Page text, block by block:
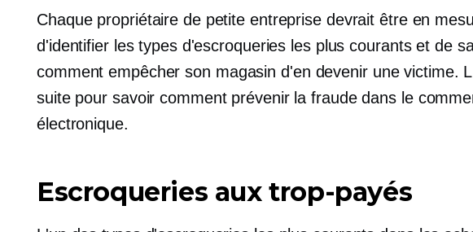
Chaque propriétaire de petite entreprise devrait être en
d'identifier les types d'escroqueries les plus courants et de
comment empêcher son magasin d'en devenir une victime.
suite pour savoir comment prévenir la fraude dans le
électronique.
Escroqueries aux trop-payés